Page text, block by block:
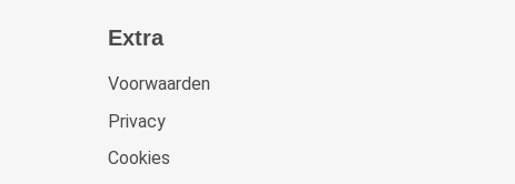
Extra
Voorwaarden
Privacy
Cookies